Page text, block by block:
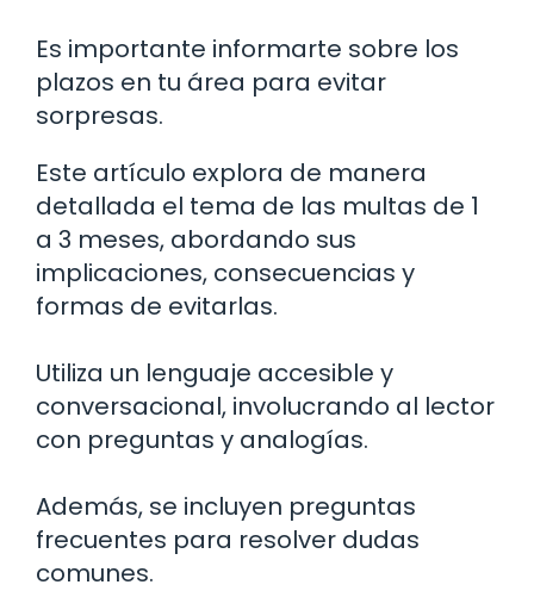
Es importante informarte sobre los
plazos en tu área para evitar
sorpresas.
Este artículo explora de manera
detallada el tema de las multas de 1
a 3 meses, abordando sus
implicaciones, consecuencias y
formas de evitarlas.
Utiliza un lenguaje accesible y
conversacional, involucrando al lector
con preguntas y analogías.
Además, se incluyen preguntas
frecuentes para resolver dudas
comunes.